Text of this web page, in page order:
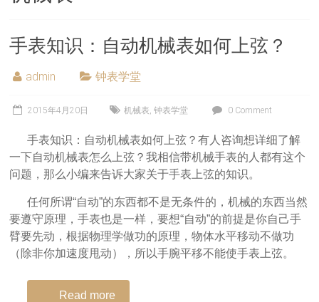
手表知识：自动机械表如何上弦？
admin 钟表学堂
2015年4月20日 机械表,钟表学堂 0 Comment
手表知识：自动机械表如何上弦？有人咨询想详细了解
一下自动机械表怎么上弦？我相信带机械手表的人都有这个
问题，那么小编来告诉大家关于手表上弦的知识。
任何所谓“自动”的东西都不是无条件的，机械的东西当然
要遵守原理，手表也是一样，要想“自动”的前提是你自己手
臂要先动，根据物理学做功的原理，物体水平移动不做功
（除非你加速度甩动），所以手腕平移不能使手表上弦。
Read more